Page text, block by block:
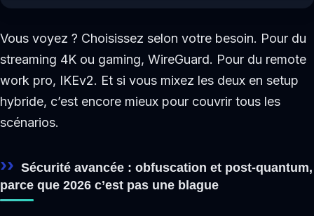
Vous voyez ? Choisissez selon votre besoin. Pour du
streaming 4K ou gaming, WireGuard. Pour du remote
work pro, IKEv2. Et si vous mixez les deux en setup
hybride, c’est encore mieux pour couvrir tous les
scénarios.
Sécurité avancée : obfuscation et post-quantum,
parce que 2026 c’est pas une blague